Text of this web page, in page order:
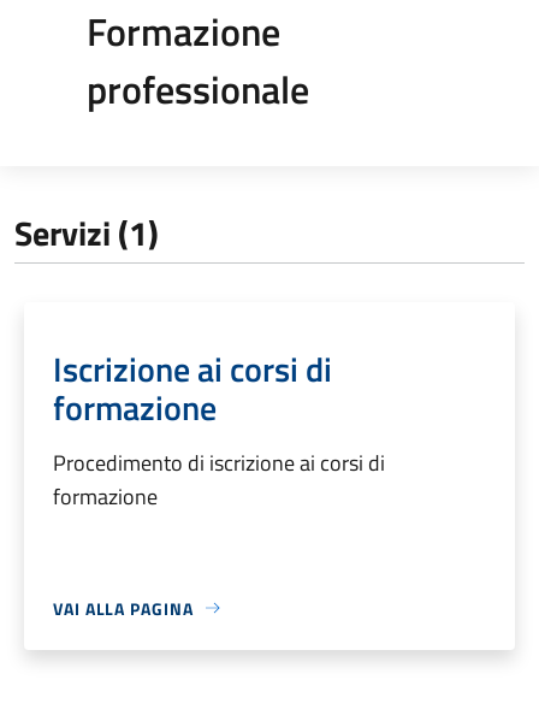
Formazione
professionale
Servizi (1)
Iscrizione ai corsi di
formazione
Procedimento di iscrizione ai corsi di
formazione
VAI ALLA PAGINA